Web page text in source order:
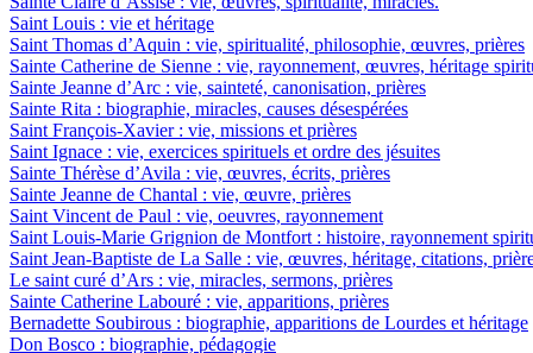
Saint Louis : vie et héritage
Saint Thomas d’Aquin : vie, spiritualité, philosophie, œuvres, prières
Sainte Catherine de Sienne : vie, rayonnement, œuvres, héritage
Sainte Jeanne d’Arc : vie, sainteté, canonisation, prières
Sainte Rita : biographie, miracles, causes désespérées
Saint François-Xavier : vie, missions et prières
Saint Ignace : vie, exercices spirituels et ordre des jésuites
Sainte Thérèse d’Avila : vie, œuvres, écrits, prières
Sainte Jeanne de Chantal : vie, œuvre, prières
Saint Vincent de Paul : vie, oeuvres, rayonnement
Saint Louis-Marie Grignion de Montfort : histoire, rayonnement
Saint Jean-Baptiste de La Salle : vie, œuvres, héritage, citations,
Le saint curé d’Ars : vie, miracles, sermons, prières
Sainte Catherine Labouré : vie, apparitions, prières
Bernadette Soubirous : biographie, apparitions de Lourdes et héritage
Don Bosco : biographie, pédagogie